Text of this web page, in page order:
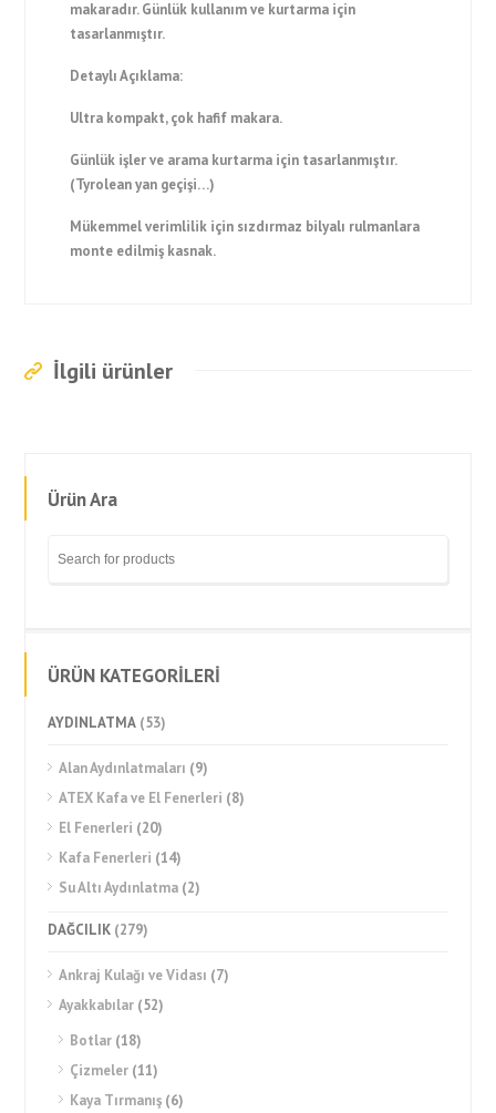
makaradır. Günlük kullanım ve kurtarma için
tasarlanmıştır.
Detaylı Açıklama:
Ultra kompakt, çok hafif makara.
Günlük işler ve arama kurtarma için tasarlanmıştır.
(Tyrolean yan geçişi…)
Mükemmel verimlilik için sızdırmaz bilyalı rulmanlara
monte edilmiş kasnak.
İlgili ürünler
Ürün Ara
ÜRÜN KATEGORİLERİ
AYDINLATMA (53)
Alan Aydınlatmaları (9)
ATEX Kafa ve El Fenerleri (8)
El Fenerleri (20)
Kafa Fenerleri (14)
Su Altı Aydınlatma (2)
DAĞCILIK (279)
Ankraj Kulağı ve Vidası (7)
Ayakkabılar (52)
Botlar (18)
Çizmeler (11)
Kaya Tırmanış (6)